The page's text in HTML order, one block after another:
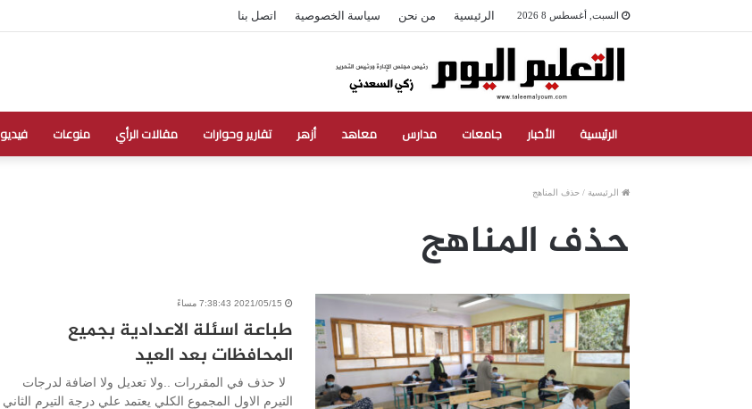
السبت, أغسطس 8 2026 الرئيسية من نحن سياسة الخصوصية اتصل بنا
الرئيسية الأخبار جامعات مدارس معاهد أزهر تقارير وحوارات مقالات الرأي منوعات فيديو
الرئيسية / حذف المناهج
حذف المناهج
2021/05/15 7:38:43 مساءً
طباعة اسئلة الاعدادية بجميع
المحافظات بعد العيد
لا حذف في المقررات ..ولا تعديل ولا اضافة لدرجات
التيرم الاول المجموع الكلي يعتمد علي درجة التيرم الثاني